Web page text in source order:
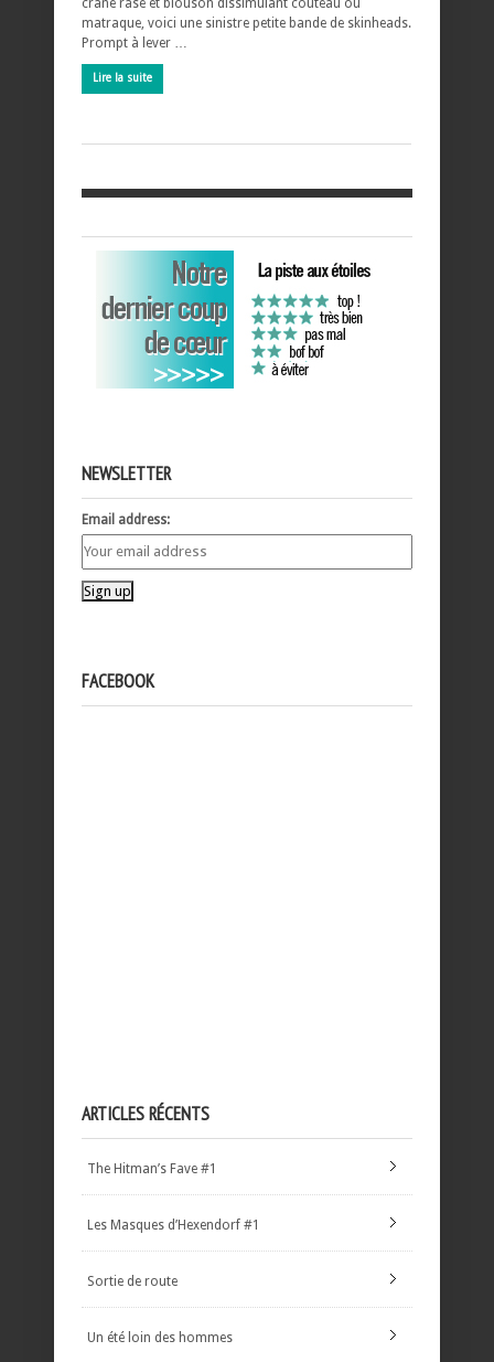
crâne rasé et blouson dissimulant couteau ou
matraque, voici une sinistre petite bande de skinheads.
Prompt à lever …
Lire la suite
NEWSLETTER
Email address:
FACEBOOK
ARTICLES RÉCENTS
The Hitman’s Fave #1
Les Masques d’Hexendorf #1
Sortie de route
Un été loin des hommes